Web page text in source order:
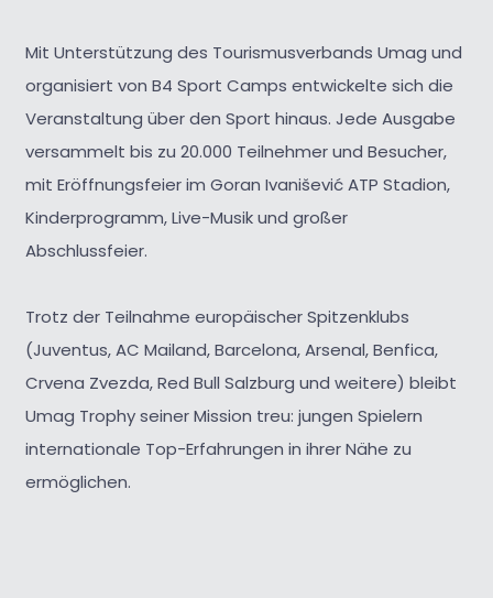
Mit Unterstützung des Tourismusverbands Umag und
organisiert von B4 Sport Camps entwickelte sich die
Veranstaltung über den Sport hinaus. Jede Ausgabe
versammelt bis zu 20.000 Teilnehmer und Besucher,
mit Eröffnungsfeier im Goran Ivanišević ATP Stadion,
Kinderprogramm, Live-Musik und großer
Abschlussfeier.
Trotz der Teilnahme europäischer Spitzenklubs
(Juventus, AC Mailand, Barcelona, Arsenal, Benfica,
Crvena Zvezda, Red Bull Salzburg und weitere) bleibt
Umag Trophy seiner Mission treu: jungen Spielern
internationale Top-Erfahrungen in ihrer Nähe zu
ermöglichen.